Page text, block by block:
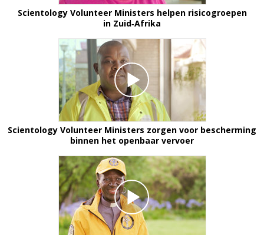
Scientology Volunteer Ministers helpen risicogroepen
in Zuid‑Afrika
Scientology Volunteer Ministers zorgen voor bescherming
binnen het openbaar vervoer